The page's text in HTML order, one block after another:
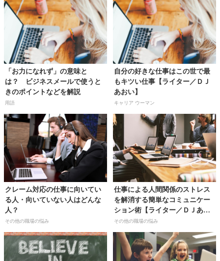
「お力になれず」の意味と
は？ ビジネスメールで使うと
きのポイントなどを解説
用語
自分の好きな仕事はこの世で最
もキツい仕事【ライター／ＤＪ
あおい】
キャリア ウーマン
クレーム対応の仕事に向いてい
る人・向いていない人はどんな
人？
その他の職場の悩み
仕事による人間関係のストレス
を解消する簡単なコミュニケー
ション術【ライター／ＤＪあお
い】
その他の職場の悩み